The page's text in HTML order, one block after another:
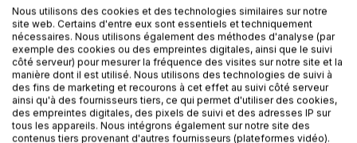
AJOUTER AU PANIER
Ajouter à ma liste d'envies
Laisser un avis
Nous utilisons des cookies et des technologies similaires sur notre
site web. Certains d'entre eux sont essentiels et techniquement
nécessaires. Nous utilisons également des méthodes d'analyse (par
exemple des cookies ou des empreintes digitales, ainsi que le suivi
côté serveur) pour mesurer la fréquence des visites sur notre site et la
manière dont il est utilisé. Nous utilisons des technologies de suivi à
des fins de marketing et recourons à cet effet au suivi côté serveur
ainsi qu'à des fournisseurs tiers, ce qui permet d'utiliser des cookies,
des empreintes digitales, des pixels de suivi et des adresses IP sur
tous les appareils. Nous intégrons également sur notre site des
contenus tiers provenant d'autres fournisseurs (plateformes vidéo).